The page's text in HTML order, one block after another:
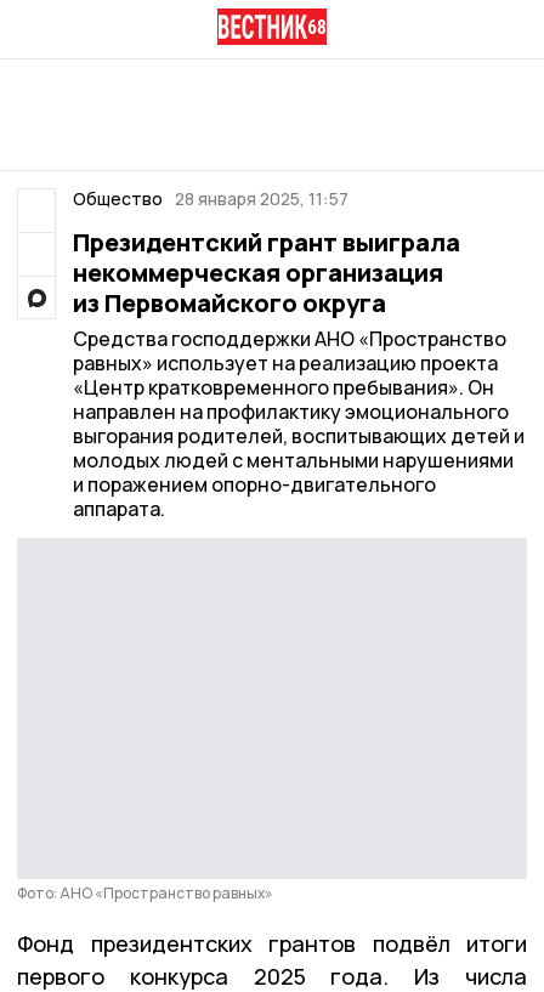
Общество 28 января 2025, 11:57
Президентский грант выиграла
некоммерческая организация
из Первомайского округа
Средства господдержки АНО «Пространство
равных» использует на реализацию проекта
«Центр кратковременного пребывания». Он
направлен на профилактику эмоционального
выгорания родителей, воспитывающих детей и
молодых людей с ментальными нарушениями
и поражением опорно-двигательного
аппарата.
Фото: АНО «Пространство равных»
Фонд президентских грантов подвёл итоги
первого конкурса 2025 года. Из числа